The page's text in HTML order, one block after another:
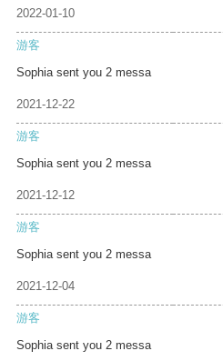
2022-01-10
游客
Sophia sent you 2 messa
2021-12-22
游客
Sophia sent you 2 messa
2021-12-12
游客
Sophia sent you 2 messa
2021-12-04
游客
Sophia sent you 2 messa